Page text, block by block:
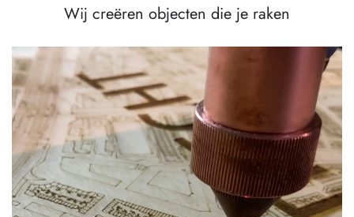
Wij creëren objecten die je raken